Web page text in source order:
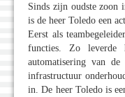
Sinds zijn oudste zoon
is de heer Toledo een
Eerst als
functies. Zo leverde
automatisering van
infrastructuur
in. De heer Toledo is